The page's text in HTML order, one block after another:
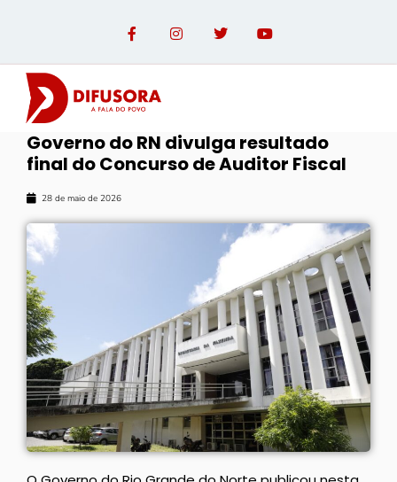
Governo do RN divulga resultado
final do Concurso de Auditor Fiscal
28 de maio de 2026